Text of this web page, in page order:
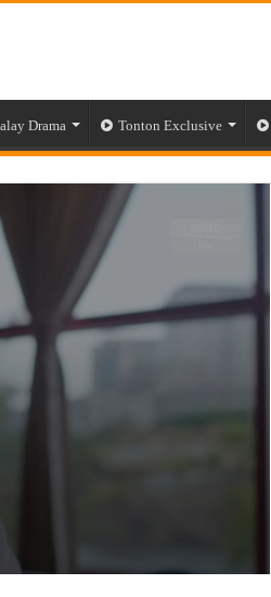
Drama Tonton Exclusive